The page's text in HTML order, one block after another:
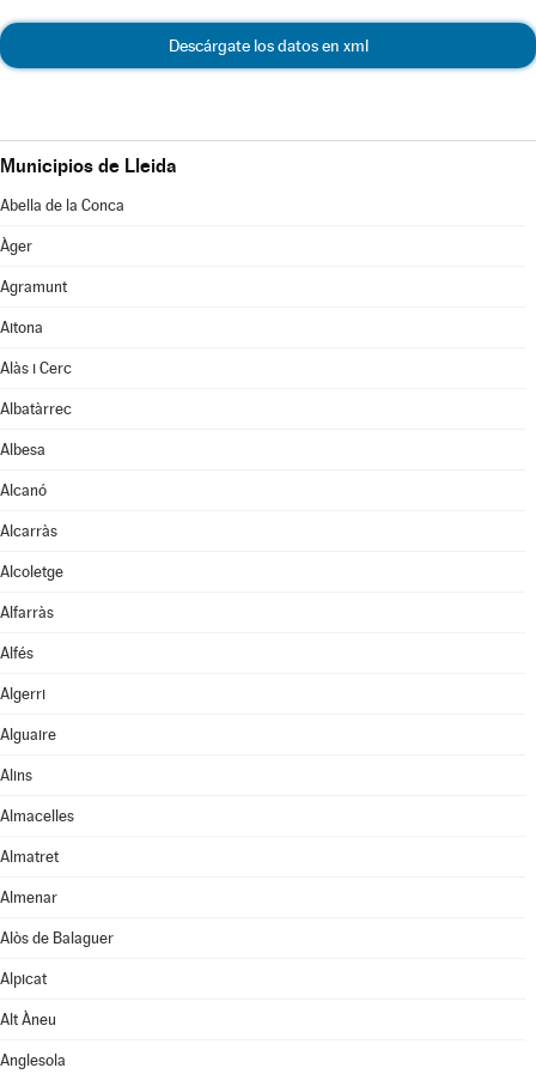
Descárgate los datos en xml
Municipios de Lleida
Abella de la Conca
Àger
Agramunt
Aitona
Alàs i Cerc
Albatàrrec
Albesa
Alcanó
Alcarràs
Alcoletge
Alfarràs
Alfés
Algerri
Alguaire
Alins
Almacelles
Almatret
Almenar
Alòs de Balaguer
Alpicat
Alt Àneu
Anglesola